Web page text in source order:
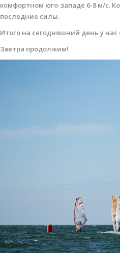
комфортном юго-западе 6-8 м/с.
последние силы.
Итого на сегодняшний день у
Завтра продолжим!